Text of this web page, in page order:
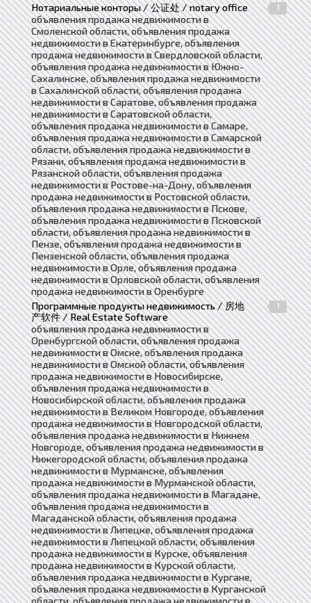
Нотариальные конторы / 公证处 / notary office
1
объявления продажа недвижимости в
Смоленской области, объявления продажа
недвижимости в Екатеринбурге, объявления
продажа недвижимости в Свердловской области,
объявления продажа недвижимости в Южно-
Сахалинске, объявления продажа недвижимости
в Сахалинской области, объявления продажа
недвижимости в Саратове, объявления продажа
недвижимости в Саратовской области,
объявления продажа недвижимости в Самаре,
объявления продажа недвижимости в Самарской
области, объявления продажа недвижимости в
Рязани, объявления продажа недвижимости в
Рязанской области, объявления продажа
недвижимости в Ростове-на-Дону, объявления
продажа недвижимости в Ростовской области,
объявления продажа недвижимости в Пскове,
объявления продажа недвижимости в Псковской
области, объявления продажа недвижимости в
Пензе, объявления продажа недвижимости в
Пензенской области, объявления продажа
недвижимости в Орле, объявления продажа
недвижимости в Орловской области, объявления
продажа недвижимости в Оренбурге
Программные продукты недвижимость / 房地
产软件 / Real Estate Software
1
объявления продажа недвижимости в
Оренбургской области, объявления продажа
недвижимости в Омске, объявления продажа
недвижимости в Омской области, объявления
продажа недвижимости в Новосибирске,
объявления продажа недвижимости в
Новосибирской области, объявления продажа
недвижимости в Великом Новгороде, объявления
продажа недвижимости в Новгородской области,
объявления продажа недвижимости в Нижнем
Новгороде, объявления продажа недвижимости в
Нижегородской области, объявления продажа
недвижимости в Мурманске, объявления
продажа недвижимости в Мурманской области,
объявления продажа недвижимости в Магадане,
объявления продажа недвижимости в
Магаданской области, объявления продажа
недвижимости в Липецке, объявления продажа
недвижимости в Липецкой области, объявления
продажа недвижимости в Курске, объявления
продажа недвижимости в Курской области,
объявления продажа недвижимости в Кургане,
объявления продажа недвижимости в Курганской
области, объявления продажа недвижимости в